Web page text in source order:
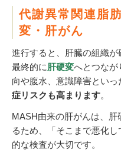
代謝異常関連脂
変・肝がん
進行すると、肝臓の組織が
最終的に肝硬変へとつなが
向や腹水、意識障害といっ
症リスクも高まります。
MASH由来の肝がんは、
るため、「そこまで悪化
的な検査が大切です。